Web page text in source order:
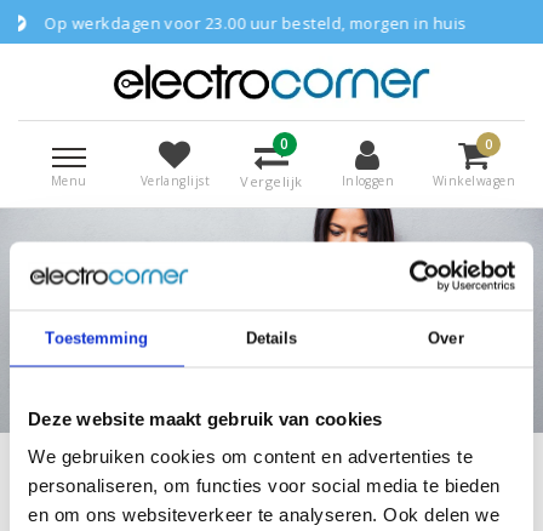
Toestemming Details Over
Deze website maakt gebruik van cookies
We gebruiken cookies om content en advertenties te
personaliseren, om functies voor social media te bieden
en om ons websiteverkeer te analyseren. Ook delen we
werkdagen voor 23.00 uur besteld, morgen in huis
Menu Verlanglijst
0
Vergelijk Inloggen
0
Winkelwagen
Laptops 2-in-1 Laptops